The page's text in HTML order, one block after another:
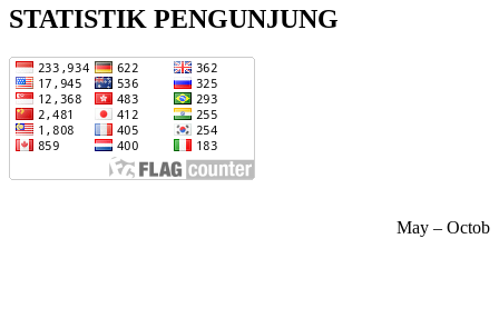
STATISTIK PENGUNJUNG
May – October is the best